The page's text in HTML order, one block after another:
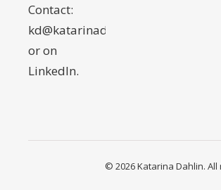
Contact:
kd@katarinadahlin.com
or on
LinkedIn.
© 2026 Katarina Dahlin.